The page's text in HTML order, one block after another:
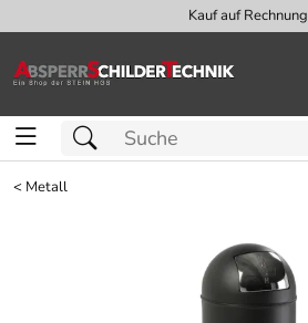
Kauf auf Rechnung
< Metall